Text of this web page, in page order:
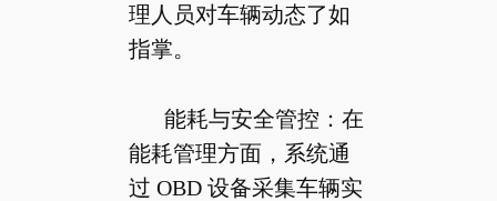
理人员对车辆动态了如
指掌。
能耗与安全管控：在
能耗管理方面，系统通
过 OBD 设备采集车辆实